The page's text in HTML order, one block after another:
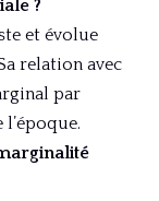
?
et évolue
relation avec
par